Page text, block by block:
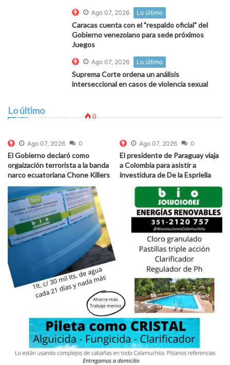
Ago 07, 2026 Lo último
Caracas cuenta con el "respaldo oficial" del
Gobierno venezolano para sede próximos
Juegos
Ago 07, 2026 Lo último
Suprema Corte ordena un análisis
interseccional en casos de violencia sexual
Lo último
para prevenir accidentes
Ago 07, 2026 0 0
Ago 07, 2026 0
El Gobierno declaró como
orgaización terrorista a la banda
narco ecuatoriana Chone Killers
Ago 07, 2026 0
El presidente de Paraguay viaja
a Colombia para asistir a
investidura de De la Espriella